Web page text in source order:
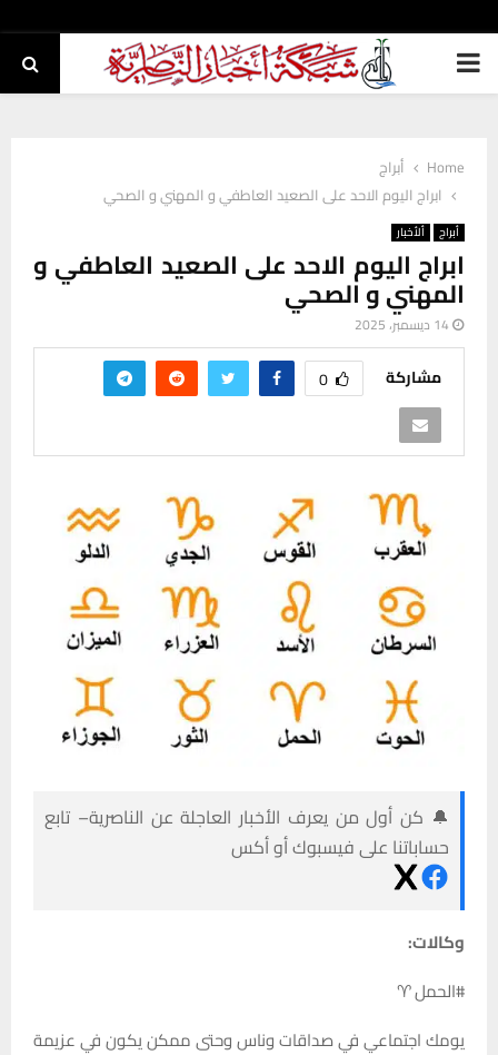
PRIMARY
Home
أبراج
ابراج اليوم الاحد على الصعيد العاطفي و المهني و الصحي
أبراج ألأخبار
ابراج اليوم الاحد على الصعيد العاطفي و
المهني و الصحي
14 ديسمبر، 2025
مشاركة 0
🔔 كن أول من يعرف الأخبار العاجلة عن الناصرية– تابع
حساباتنا على فيسبوك أو أكس
وكالات:
#الحمل ♈
يومك اجتماعي في صداقات وناس وحتى ممكن يكون في عزيمة